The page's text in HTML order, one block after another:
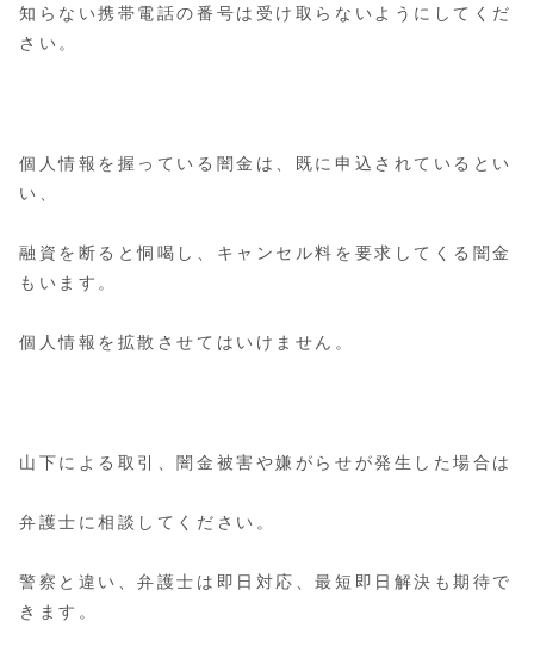
知らない携帯電話の番号は受け取らないようにしてくだ
さい。
個人情報を握っている闇金は、既に申込されているとい
い、
融資を断ると恫喝し、キャンセル料を要求してくる闇金
もいます。
個人情報を拡散させてはいけません。
山下による取引、闇金被害や嫌がらせが発生した場合は
弁護士に相談してください。
警察と違い、弁護士は即日対応、最短即日解決も期待で
きます。